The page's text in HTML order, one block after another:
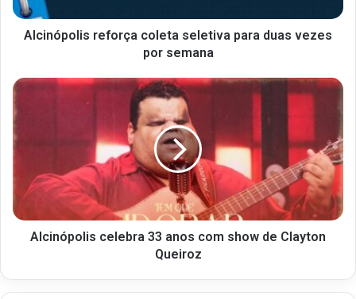
Alcinópolis reforça coleta seletiva para duas vezes
por semana
Alcinópolis celebra 33 anos com show de Clayton
Queiroz